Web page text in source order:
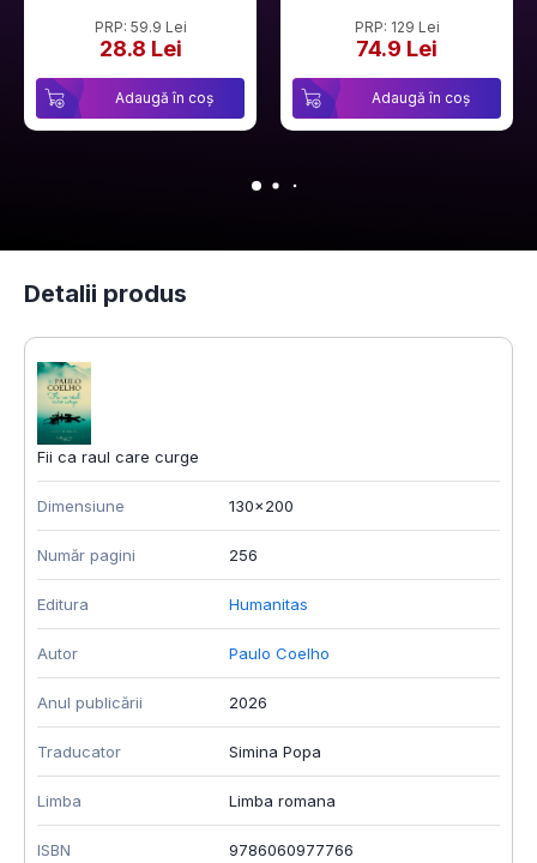
PRP: 59.9 Lei
28.8 Lei
Adaugă în coș
PRP: 129 Lei
74.9 Lei
Adaugă în coș
Detalii produs
Fii ca raul care curge
Dimensiune 130x200
Număr pagini 256
Editura Humanitas
Autor Paulo Coelho
Anul publicării 2026
Traducator Simina Popa
Limba Limba romana
ISBN 9786060977766